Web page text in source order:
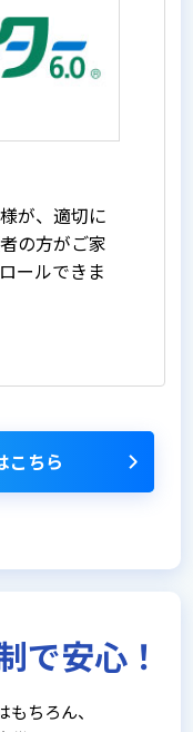
が、適切に
の方がご家
ールできま
こちら
で安心！
ちろん、